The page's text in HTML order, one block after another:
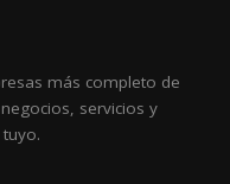
más completo de
servicios y